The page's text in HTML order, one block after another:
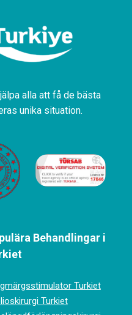
alla att få de bästa
unika situation.
Behandlingar i
Turkiet
Turkiet